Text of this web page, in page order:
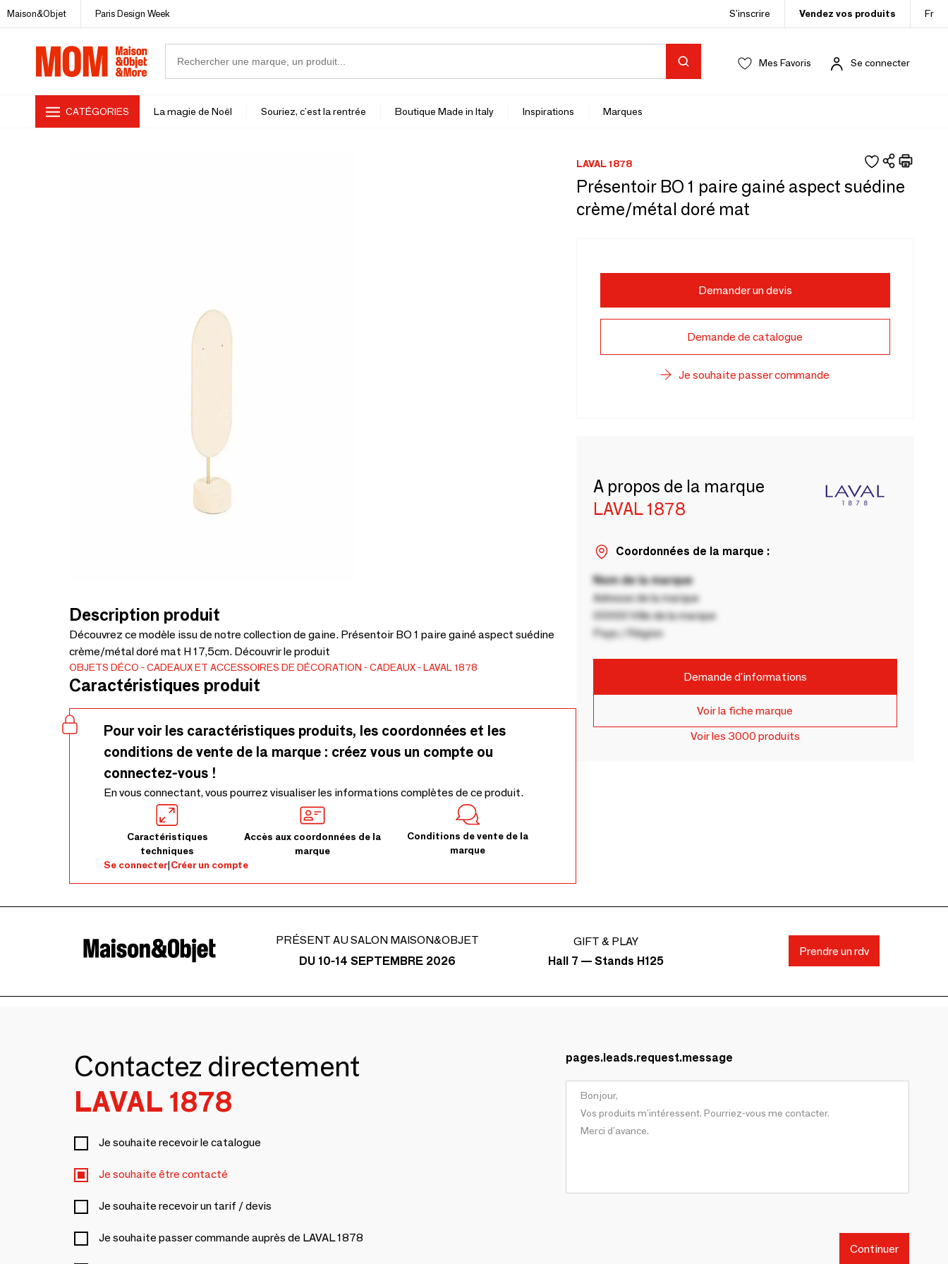
Maison&Objet Paris Design Week S’inscrire Vendez vos produits Fr
Mes Favoris Se connecter
CATÉGORIES La magie de Noël Souriez, c'est la rentrée Boutique Made in Italy Inspirations Marques
Description produit
Découvrez ce modèle issu de notre collection de gaine. Présentoir BO 1 paire gainé aspect suédine
crème/métal doré mat H 17,5cm. Découvrir le produit
OBJETS DÉCO CADEAUX ET ACCESSOIRES DE DÉCORATION CADEAUX LAVAL 1878
Caractéristiques produit
Pour voir les caractéristiques produits, les coordonnées et les
conditions de vente de la marque : créez vous un compte ou
connectez-vous !
En vous connectant, vous pourrez visualiser les informations complètes de ce produit.
Caractéristiques
techniques
Accès aux coordonnées de la
marque
Conditions de vente de la
marque
Se connecter|Créer un compte
LAVAL 1878
Présentoir BO 1 paire gainé aspect suédine
crème/métal doré mat
Demander un devis
Demande de catalogue
Je souhaite passer commande
A propos de la marque
LAVAL 1878
Coordonnées de la marque :
Nom de la marque
Adresse de la marque
00000 Ville de la marque
Pays / Région
Demande d'informations
Voir la fiche marque
Voir les 3000 produits
PRÉSENT AU SALON MAISON&OBJET
DU 10-14 SEPTEMBRE 2026
GIFT & PLAY
Hall 7 — Stands H125
Prendre un rdv
Contactez directement
LAVAL 1878
Je souhaite recevoir le catalogue
Je souhaite être contacté
Je souhaite recevoir un tarif / devis
Je souhaite passer commande auprès de LAVAL 1878
pages.leads.request.message
Continuer